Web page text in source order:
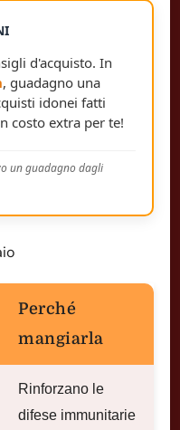
d'acquisto. In
, guadagno una
idonei fatti
costo extra per te!
un guadagno dagli
Perché
mangiarla
Rinforzano le
difese immunitarie